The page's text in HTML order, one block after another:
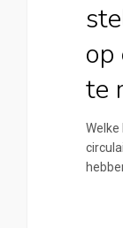
op
te
Welke